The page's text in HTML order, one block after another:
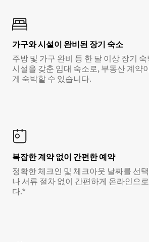
가구와 시설이 완비된 장기 숙소
주방 및 가구 완비 등 한 달 이상 장기
시설을 갖춘 임대 숙소로, 부동산 계약
게 숙박할 수 있습니다.
복잡한 계약 없이 간편한 예약
정확한 체크인 및 체크아웃 날짜를 선
나 서류 절차 없이 간편하게 온라인으
다.*